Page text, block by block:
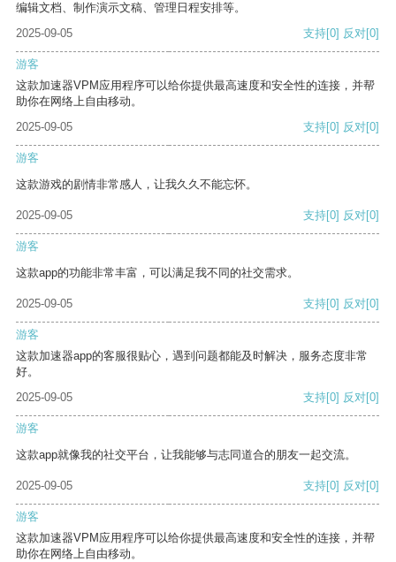
编辑文档、制作演示文稿、管理日程安排等。
2025-09-05
支持[0] 反对[0]
游客
这款加速器VPM应用程序可以给你提供最高速度和安全性的连接，并帮
助你在网络上自由移动。
2025-09-05
支持[0] 反对[0]
游客
这款游戏的剧情非常感人，让我久久不能忘怀。
2025-09-05 支持[0] 反对[0]
游客
这款app的功能非常丰富，可以满足我不同的社交需求。
2025-09-05 支持[0] 反对[0]
游客
这款加速器app的客服很贴心，遇到问题都能及时解决，服务态度非常
好。
2025-09-05
支持[0] 反对[0]
游客
这款app就像我的社交平台，让我能够与志同道合的朋友一起交流。
2025-09-05 支持[0] 反对[0]
游客
这款加速器VPM应用程序可以给你提供最高速度和安全性的连接，并帮
助你在网络上自由移动。